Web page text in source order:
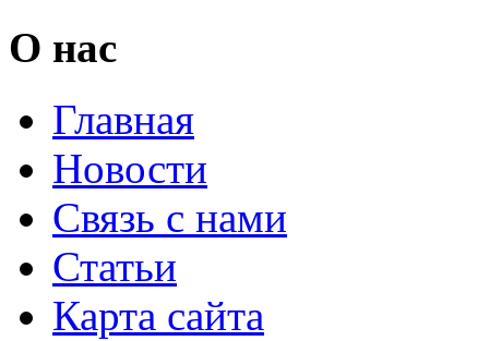
О нас
Главная
Новости
Связь с нами
Статьи
Карта сайта